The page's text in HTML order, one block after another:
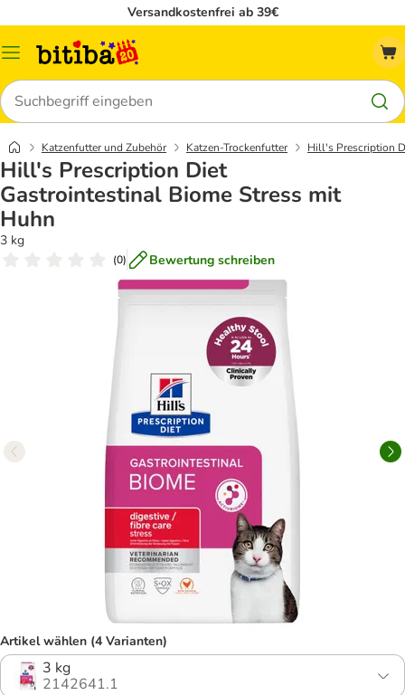
Versandkostenfrei ab 39€
Menü
Suchen
Katzenfutter und Zubehör Katzen-Trockenfutter Hill's Prescription
Hill's Prescription Diet
Gastrointestinal Biome Stress mit
Huhn
3 kg
(0) Bewertung schreiben
Artikel wählen (4 Varianten)
3 kg
2142641.1